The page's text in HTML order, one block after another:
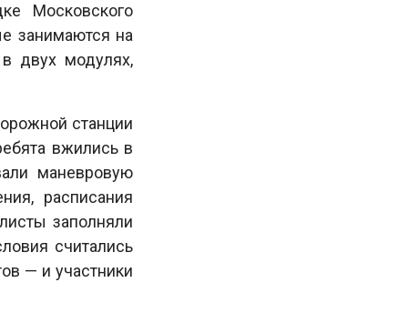
Московского
занимаются на
двух модулях,
станции
вжились в
маневровую
расписания
заполняли
считались
— и участники